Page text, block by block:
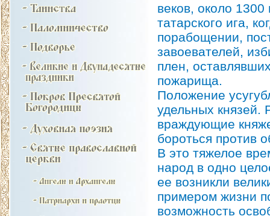
веков, около 1300
татарского ига,
порабощении,
завоевателей,
плен,
пожарища.
Положение
удельных князей.
враждующие
бороться против
В это тяжелое
народ в одно
ее возникли
примером жизни
возможность